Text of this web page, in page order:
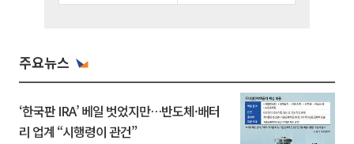
주요뉴스
‘한국판 IRA’ 베일 벗었지만…반도체·배터
리 업계 “시행령이 관건”